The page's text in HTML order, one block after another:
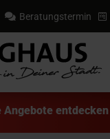
 Beratungstermin 
Angebote entdecken